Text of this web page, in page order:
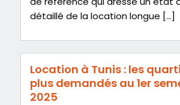
détaillé de la location longue […]
Location à Tunis : les
plus demandés au 1er
2025